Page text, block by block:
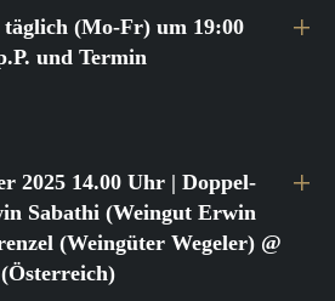
(Mo-Fr) um 19:00
und Termin
2025 14.00 Uhr | Doppel-
Sabathi (Weingut Erwin
(Weingüter Wegeler) @